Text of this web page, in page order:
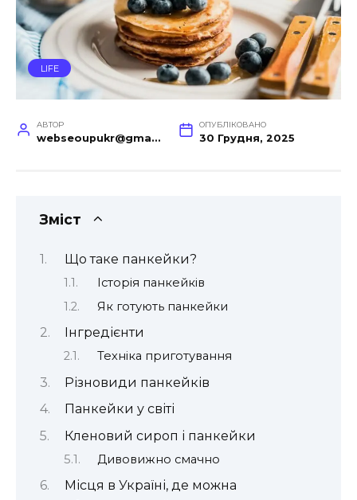
LIFE
АВТОР
webseoupukr@gmail.com
ОПУБЛІКОВАНО
30 Грудня, 2025
Зміст
Що таке панкейки?
Історія панкейків
Як готують панкейки
Інгредієнти
Техніка приготування
Різновиди панкейків
Панкейки у світі
Кленовий сироп і панкейки
Дивовижно смачно
Місця в Україні, де можна